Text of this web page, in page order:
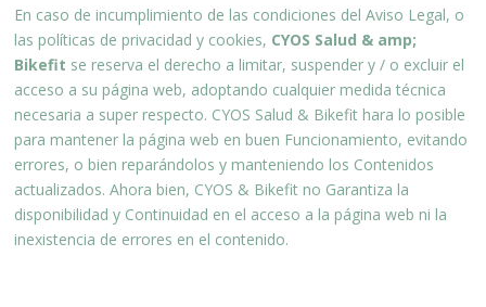
En caso de incumplimiento de las condiciones del Aviso Legal, o
las políticas de privacidad y cookies, CYOS Salud & amp;
Bikefit se reserva el derecho a limitar, suspender y / o excluir el
acceso a su página web, adoptando cualquier medida técnica
necesaria a super respecto. CYOS Salud & Bikefit hara lo posible
para mantener la página web en buen Funcionamiento, evitando
errores, o bien reparándolos y manteniendo los Contenidos
actualizados. Ahora bien, CYOS & Bikefit no Garantiza la
disponibilidad y Continuidad en el acceso a la página web ni la
inexistencia de errores en el contenido.